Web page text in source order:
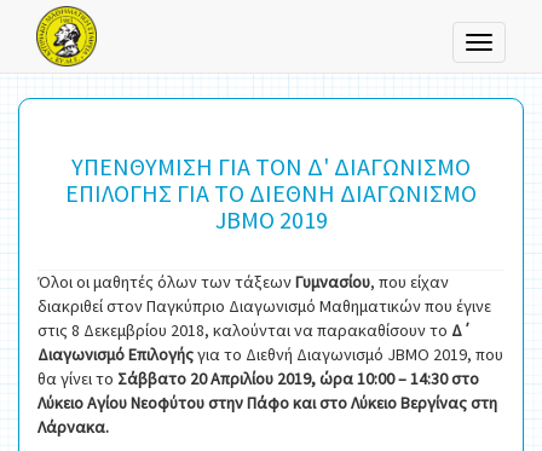
Toggle
ΥΠΕΝΘΥΜΙΣΗ ΓΙΑ ΤΟΝ Δ' ΔΙΑΓΩΝΙΣΜΟ
ΕΠΙΛΟΓΗΣ ΓΙΑ ΤΟ ΔΙΕΘΝΗ ΔΙΑΓΩΝΙΣΜΟ
JBMO 2019
Όλοι οι μαθητές όλων των τάξεωνΓυμνασίου, που είχαν
διακριθεί στον Παγκύπριο Διαγωνισμό Μαθηματικών που έγινε
στις 8 Δεκεμβρίου 2018, καλούνται να παρακαθίσουν το Δ΄
Διαγωνισμό Επιλογήςγια το Διεθνή Διαγωνισμό JBMO 2019, που
θα γίνει το Σάββατο 20 Απριλίου 2019, ώρα 10:00 – 14:30 στο
Λύκειο Αγίου Νεοφύτου στην Πάφο και στο Λύκειο Βεργίνας στη
Λάρνακα.